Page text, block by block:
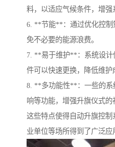
料，以适应气候条件，增强
6. **节能**：通过优化控制
免不必要的能源浪费。
7. **易于维护**：系统设计
件可以快速更换，降低维护
8. **多功能性**：一些的系
响等功能，增强升旗仪式的
这些特点使得自动升旗控
业单位等场所得到了广泛应